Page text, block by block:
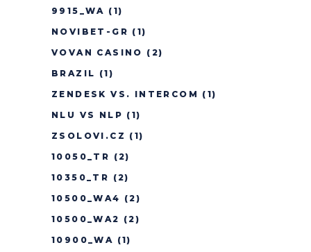
9915_WA (1)
NOVIBET-GR (1)
VOVAN CASINO (2)
BRAZIL (1)
ZENDESK VS. INTERCOM (1)
NLU VS NLP (1)
ZSOLOVI.CZ (1)
10050_TR (2)
10350_TR (2)
10500_WA4 (2)
10500_WA2 (2)
10900_WA (1)